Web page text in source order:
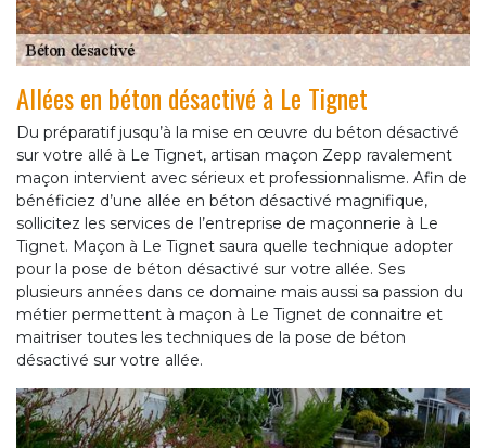
Allées en béton désactivé à Le Tignet
Du préparatif jusqu’à la mise en œuvre du béton désactivé
sur votre allé à Le Tignet, artisan maçon Zepp ravalement
maçon intervient avec sérieux et professionnalisme. Afin de
bénéficiez d’une allée en béton désactivé magnifique,
sollicitez les services de l’entreprise de maçonnerie à Le
Tignet. Maçon à Le Tignet saura quelle technique adopter
pour la pose de béton désactivé sur votre allée. Ses
plusieurs années dans ce domaine mais aussi sa passion du
métier permettent à maçon à Le Tignet de connaitre et
maitriser toutes les techniques de la pose de béton
désactivé sur votre allée.